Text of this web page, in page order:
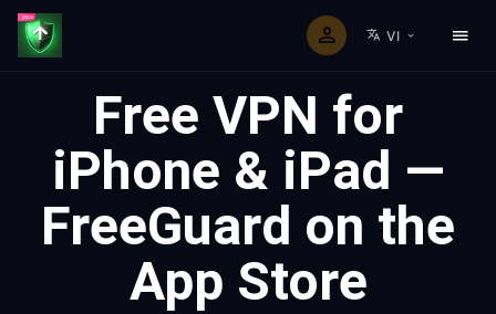
VI
Free VPN for
iPhone & iPad —
FreeGuard on the
App Store